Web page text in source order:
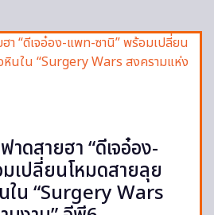
าดสายฮา “ดีเจอ๋อง-
เปลี่ยนโหมดสายลุย
ใน “Surgery Wars